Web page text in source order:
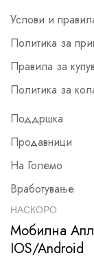
Услови и
Политика за
Правила за
Политика за
Поддршка
Продавници
На Големо
Вработување
НАСКОРО
Мобилна
IOS/Android